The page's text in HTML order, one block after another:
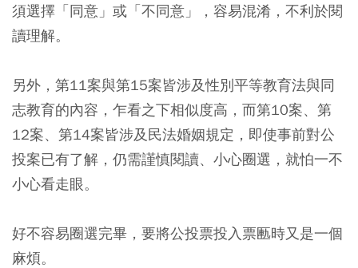
須選擇「同意」或「不同意」，容易混淆，不利於閱
讀理解。
另外，第11案與第15案皆涉及性別平等教育法與同
志教育的內容，乍看之下相似度高，而第10案、第
12案、第14案皆涉及民法婚姻規定，即使事前對公
投案已有了解，仍需謹慎閱讀、小心圈選，就怕一不
小心看走眼。
好不容易圈選完畢，要將公投票投入票匭時又是一個
麻煩。